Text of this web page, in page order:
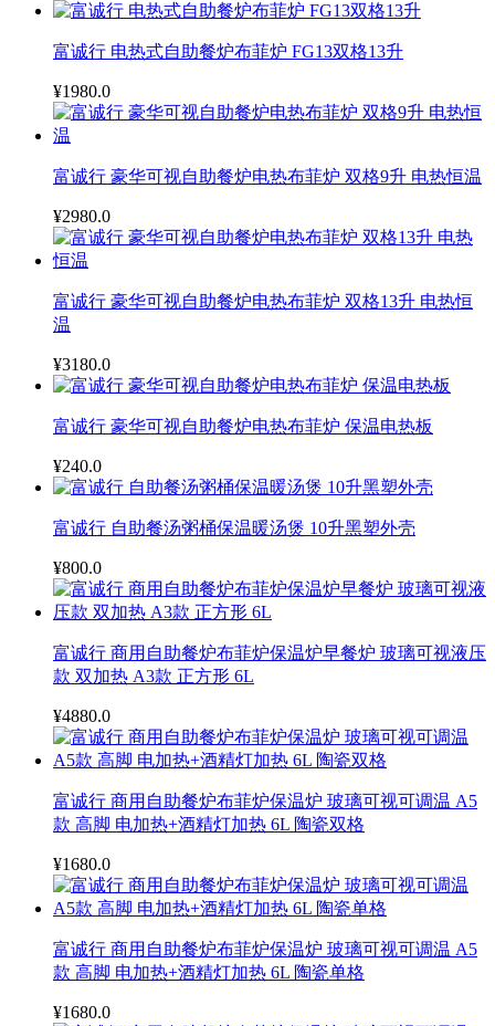
富诚行 电热式自助餐炉布菲炉 FG13双格13升
¥1980.0
富诚行 豪华可视自助餐炉电热布菲炉 双格9升 电热恒温
¥2980.0
富诚行 豪华可视自助餐炉电热布菲炉 双格13升 电热恒
温
¥3180.0
富诚行 豪华可视自助餐炉电热布菲炉 保温电热板
¥240.0
富诚行 自助餐汤粥桶保温暖汤煲 10升黑塑外壳
¥800.0
富诚行 商用自助餐炉布菲炉保温炉早餐炉 玻璃可视液压
款 双加热 A3款 正方形 6L
¥4880.0
富诚行 商用自助餐炉布菲炉保温炉 玻璃可视可调温 A5
款 高脚 电加热+酒精灯加热 6L 陶瓷双格
¥1680.0
富诚行 商用自助餐炉布菲炉保温炉 玻璃可视可调温 A5
款 高脚 电加热+酒精灯加热 6L 陶瓷单格
¥1680.0